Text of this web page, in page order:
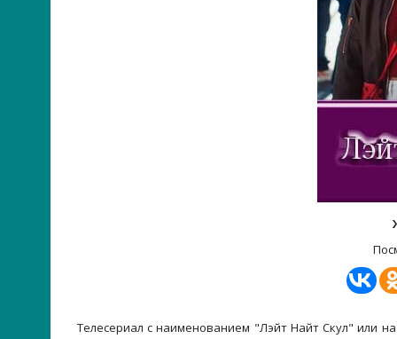
Телесериал с наименованием "Лэйт Найт Скул" или